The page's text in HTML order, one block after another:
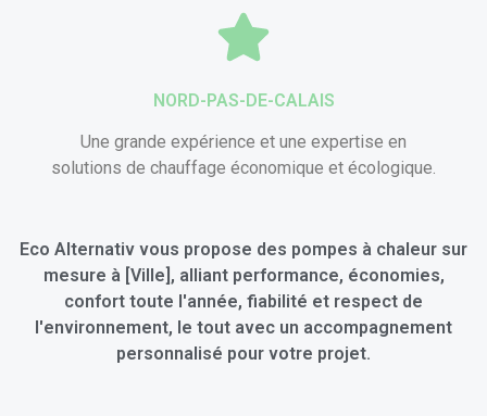
NORD-PAS-DE-CALAIS
Une grande expérience et une expertise en
solutions de chauffage économique et écologique.
Eco Alternativ vous propose des pompes à chaleur sur
mesure à [Ville], alliant performance, économies,
confort toute l'année, fiabilité et respect de
l'environnement, le tout avec un accompagnement
personnalisé pour votre projet.